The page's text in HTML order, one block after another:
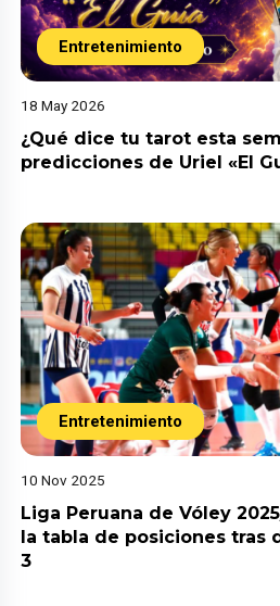
Entretenimiento
18 May 2026
¿Qué dice tu tarot esta
predicciones de Uriel «El
Entretenimiento
10 Nov 2025
Liga Peruana de Vóley
la tabla de posiciones tras
3